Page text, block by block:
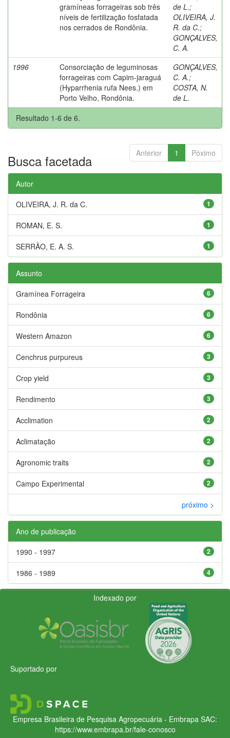
gramíneas forrageiras sob três
níveis de fertilização fosfatada
nos cerrados de Rondônia.
de L.;
OLIVEIRA, J.
R. da C.;
GONÇALVES,
C. A.
1996
Consorciação de leguminosas
forrageiras com Capim-jaraguá
(Hyparrhenia rufa Nees.) em
Porto Velho, Rondônia.
GONÇALVES,
C. A.;
COSTA, N.
de L.
Resultado 1-6 de 6.
Anterior 1 Póximo
Busca facetada
Autor
1
OLIVEIRA, J. R. da C.
1
ROMAN, E. S.
1
SERRÃO, E. A. S.
Assunto
6
Gramínea Forrageira
6
Rondônia
6
Western Amazon
3
Cenchrus purpureus
3
Crop yield
3
Rendimento
2
Acclimation
2
Aclimatação
2
Agronomic traits
2
Campo Experimental
próximo >
Ano de publicação
2
1990 - 1997
4
1986 - 1989
Indexado por
Suportado por
Empresa Brasileira de Pesquisa Agropecuária - Embrapa SAC:
https://www.embrapa.br/fale-conosco